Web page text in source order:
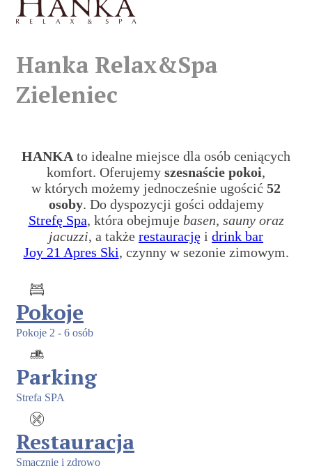
Hanka Relax&Spa
Zieleniec
HANKA to idealne miejsce dla osób ceniących
komfort. Oferujemy szesnaście pokoi,
w których możemy jednocześnie ugościć 52
osoby. Do dyspozycji gości oddajemy
Strefę Spa, która obejmuje basen, sauny oraz
jacuzzi, a także restaurację i drink bar
Joy 21 Apres Ski, czynny w sezonie zimowym.
Pokoje
Pokoje 2 - 6 osób
Parking
Strefa SPA
Restauracja
Smacznie i zdrowo